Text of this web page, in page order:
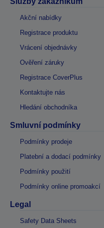
Akční nabídky
Registrace produktu
Vrácení objednávky
Ověření záruky
Registrace CoverPlus
Kontaktujte nás
Hledání obchodníka
Smluvní podmínky
Podmínky prodeje
Platební a dodací podmínky
Podmínky použití
Podmínky online promoakcí
Legal
Safety Data Sheets